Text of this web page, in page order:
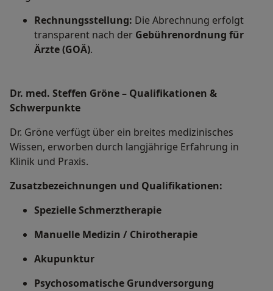
Rechnungsstellung: Die Abrechnung erfolgt
transparent nach der Gebührenordnung für
Ärzte (GOÄ).
Dr. med. Steffen Gröne – Qualifikationen &
Schwerpunkte
Dr. Gröne verfügt über ein breites medizinisches
Wissen, erworben durch langjährige Erfahrung in
Klinik und Praxis.
Zusatzbezeichnungen und Qualifikationen:
Spezielle Schmerztherapie
Manuelle Medizin / Chirotherapie
Akupunktur
Psychosomatische Grundversorgung